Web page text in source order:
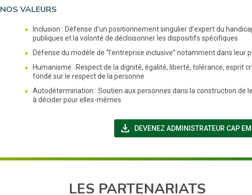
NOS VALEURS
Inclusion : Défense d’un positionnement singulier d’expert du
publiques et la volonté de décloisonner les dispositifs spécifiques
Défense du modèle de “l’entreprise inclusive” notamment dans leur
Humanisme : Respect de la dignité, égalité, liberté, tolérance, esprit
fondé sur le respect de la personne
Autodétermination : Soutien aux personnes dans la construction de
à décider pour elles-mêmes
file_download DEVENEZ ADMINISTRATEUR CAP
LES PARTENARIATS